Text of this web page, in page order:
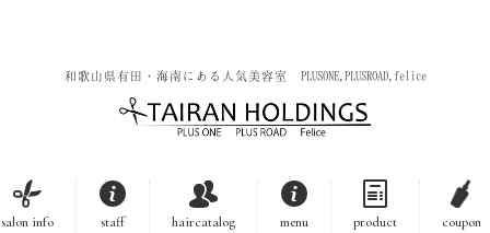
和歌山県有田・海南にある人気美容室 PLUSONE,PLUSROAD,felice
salon info staff haircatalog menu product coupon